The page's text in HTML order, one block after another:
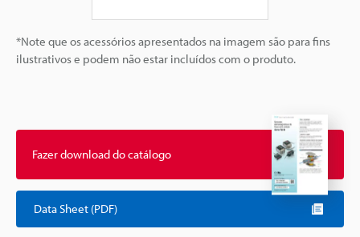
*Note que os acessórios apresentados na imagem são para fins
ilustrativos e podem não estar incluídos com o produto.
Fazer download do catálogo
Data Sheet (PDF)